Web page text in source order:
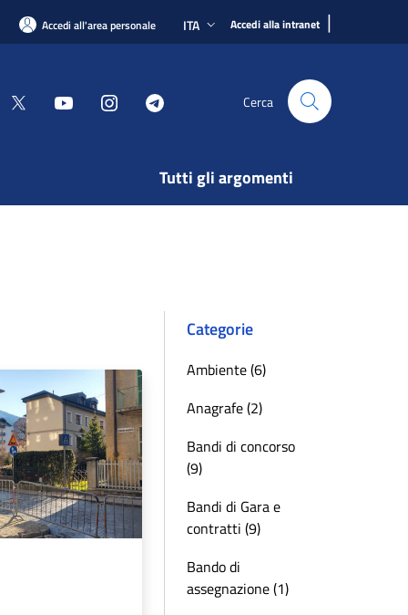
Accedi all'area personale ITA Accedi alla intranet |
Cerca
Tutti gli argomenti
Categorie
Ambiente (6)
Anagrafe (2)
Bandi di concorso
(9)
Bandi di Gara e
contratti (9)
Bando di
assegnazione (1)